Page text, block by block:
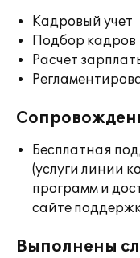
Кадровый учет
Подбор кадров
Расчет
Бесплатная
(услуги линии
программ и
сайте
Выполнены